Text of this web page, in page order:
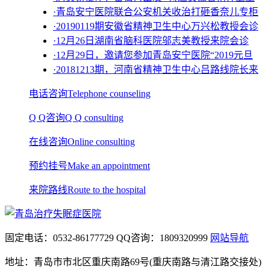
·青岛安宁医院联合公安机关收治打砸香奈儿专柜
·20190119期安徽省精神卫生中心万兴松教授会诊
·12月26日湖南省脑科医院邬志美教授来院会诊
·12月29日，邀请您参加青岛安宁医院“2019元旦
·20181213期，河南省精神卫生中心吕路线院长来
电话咨询Telephone counseling
Q Q咨询Q Q consulting
在线咨询Online consulting
预约挂号Make an appointment
来院路线Route to the hospital
固定电话： 0532-86177729 QQ咨询： 1809320999 网站导航
地址：青岛市市北区重庆南路69号(重庆南路与清江路交接处)